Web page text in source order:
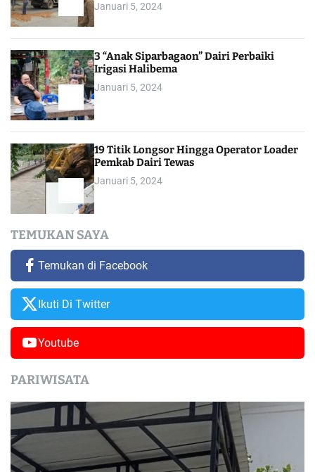
Januari 5, 2024
3 “Anak Siparbagaon” Dairi Perbaiki
Irigasi Halibema
Januari 5, 2024
19 Titik Longsor Hingga Operator Loader
Pemkab Dairi Tewas
Januari 5, 2024
TEMUKAN SAYA
Temukan di Facebook
Ikuti Di Twitter
Youtube
PARIWISATA